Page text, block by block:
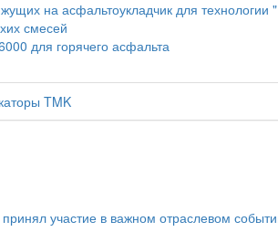
на асфальтоукладчик для технологии
смесей
для горячего асфальта
TMK
участие в важном отраслевом